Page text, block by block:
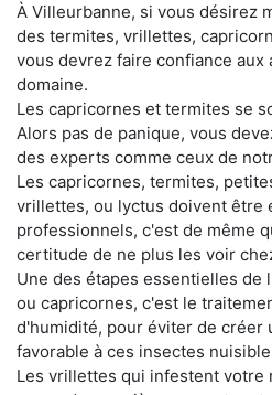
À Villeurbanne, si vous désirez
des termites, vrillettes,
vous devrez faire confiance aux
domaine.
Les capricornes et termites se
Alors pas de panique, vous
des experts comme ceux de
Les capricornes, termites,
vrillettes, ou lyctus doivent être
professionnels, c'est de même
certitude de ne plus les voir
Une des étapes essentielles de
ou capricornes, c'est le
d'humidité, pour éviter de créer
favorable à ces insectes
Les vrillettes qui infestent votre